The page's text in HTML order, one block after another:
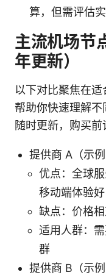
算，但需评估
主流机场节
年更新）
以下对比聚焦在适
帮助你快速理解
随时更新，购买前
提供商 A（示
优点：全球
移动端体验好
缺点：价格
适用人群：
群
提供商 B（示例